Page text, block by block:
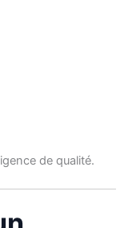
de qualité.